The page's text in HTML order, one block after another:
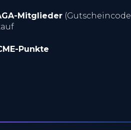
Mitglieder (Gutscheincode
Punkte